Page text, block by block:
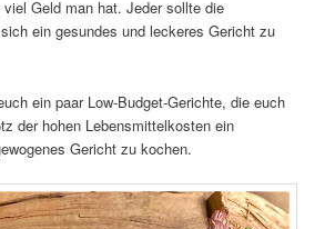
Geld man hat. Jeder sollte die
ein gesundes und leckeres Gericht zu
ein paar Low-Budget-Gerichte, die euch
der hohen Lebensmittelkosten ein
Gericht zu kochen.